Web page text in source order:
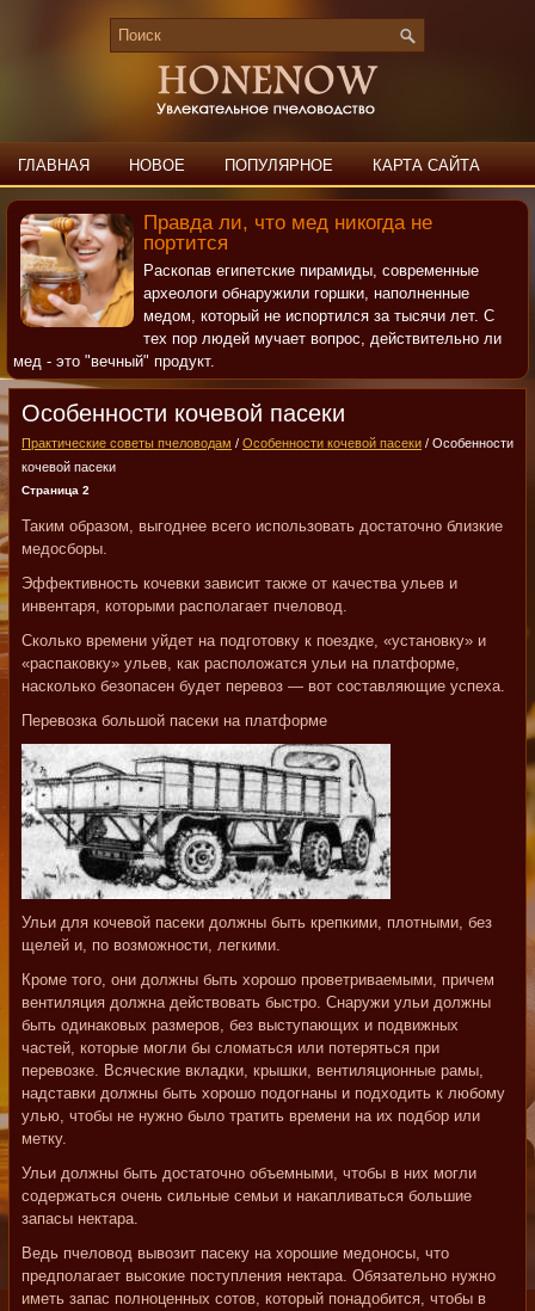
ГЛАВНАЯ НОВОЕ ПОПУЛЯРНОЕ КАРТА САЙТА
ПОИСК КОНТАКТЫ
Правда ли, что мед никогда не
портится
Раскопав египетские пирамиды, современные
археологи обнаружили горшки, наполненные
медом, который не испортился за тысячи лет. С
тех пор людей мучает вопрос, действительно ли
мед - это "вечный" продукт.
Особенности кочевой пасеки
Практические советы пчеловодам / Особенности кочевой пасеки / Особенности
кочевой пасеки
Страница 2
Таким образом, выгоднее всего использовать достаточно близкие
медосборы.
Эффективность кочевки зависит также от качества ульев и
инвентаря, которыми располагает пчеловод.
Сколько времени уйдет на подготовку к поездке, «установку» и
«распаковку» ульев, как расположатся ульи на платформе,
насколько безопасен будет перевоз — вот составляющие успеха.
Перевозка большой пасеки на платформе
Ульи для кочевой пасеки должны быть крепкими, плотными, без
щелей и, по возможности, легкими.
Кроме того, они должны быть хорошо проветриваемыми, причем
вентиляция должна действовать быстро. Снаружи ульи должны
быть одинаковых размеров, без выступающих и подвижных
частей, которые могли бы сломаться или потеряться при
перевозке. Всяческие вкладки, крышки, вентиляционные рамы,
надставки должны быть хорошо подогнаны и подходить к любому
улью, чтобы не нужно было тратить времени на их подбор или
метку.
Ульи должны быть достаточно объемными, чтобы в них могли
содержаться очень сильные семьи и накапливаться большие
запасы нектара.
Ведь пчеловод вывозит пасеку на хорошие медоносы, что
предполагает высокие поступления нектара. Обязательно нужно
иметь запас полноценных сотов, который понадобится, чтобы в